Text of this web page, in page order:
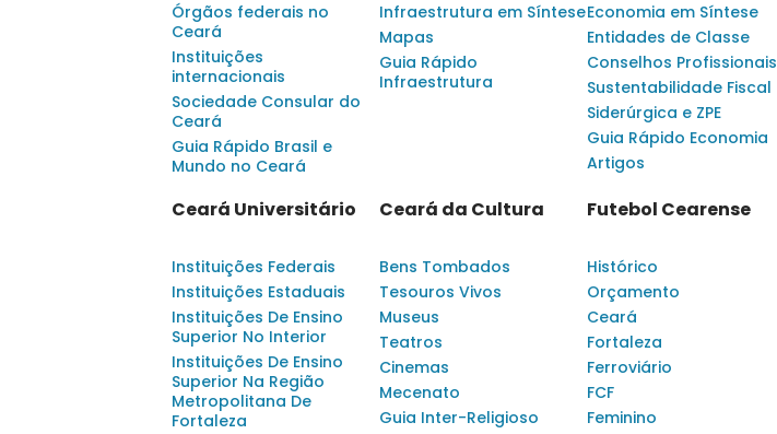
Órgãos federais no
Ceará
Instituições
internacionais
Sociedade Consular do
Ceará
Guia Rápido Brasil e
Mundo no Ceará
Infraestrutura em Síntese
Mapas
Guia Rápido
Infraestrutura
Economia em Síntese
Entidades de Classe
Conselhos Profissionais
Sustentabilidade Fiscal
Siderúrgica e ZPE
Guia Rápido Economia
Artigos
Ceará Universitário
Instituições Federais
Instituições Estaduais
Instituições De Ensino
Superior No Interior
Instituições De Ensino
Superior Na Região
Metropolitana De
Fortaleza
Ceará da Cultura
Bens Tombados
Tesouros Vivos
Museus
Teatros
Cinemas
Mecenato
Guia Inter-Religioso
Futebol Cearense
Histórico
Orçamento
Ceará
Fortaleza
Ferroviário
FCF
Feminino